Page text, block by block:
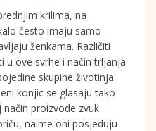
krilima, na
često imaju samo
ženkama. Različiti
u ove svrhe i način trljanja
skupine životinja.
konjic se glasaju tako
proizvode zvuk.
naime oni posjeduju